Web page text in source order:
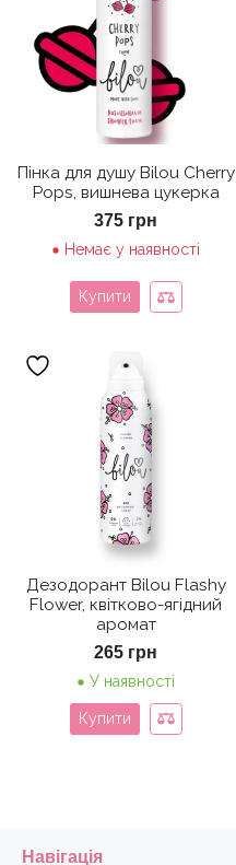
Пінка для душу Bilou Cherry
Pops, вишнева цукерка
375 грн
Немає у наявності
Купити
Дезодорант Bilou Flashy
Flower, квітково-ягідний
аромат
265 грн
У наявності
Купити
Навігація